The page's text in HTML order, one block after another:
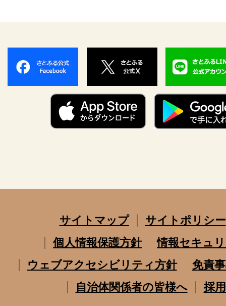
サイトマップ
サイトポリシー
個人情報保護方針
情報セキュ
ウェブアクセシビリティ方針
免責
自治体関係者の皆様へ
採